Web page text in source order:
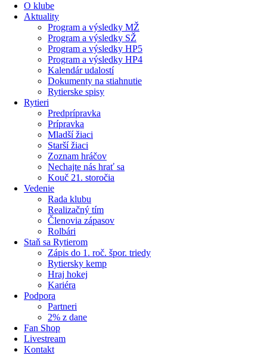
O klube
Aktuality
Program a výsledky MŽ
Program a výsledky SŽ
Program a výsledky HP5
Program a výsledky HP4
Kalendár udalostí
Dokumenty na stiahnutie
Rytierske spisy
Rytieri
Predprípravka
Prípravka
Mladší žiaci
Starší žiaci
Zoznam hráčov
Nechajte nás hrať sa
Kouč 21. storočia
Vedenie
Rada klubu
Realizačný tím
Členovia zápasov
Rolbári
Staň sa Rytierom
Zápis do 1. roč. špor. triedy
Rytiersky kemp
Hraj hokej
Kariéra
Podpora
Partneri
2% z dane
Fan Shop
Livestream
Kontakt